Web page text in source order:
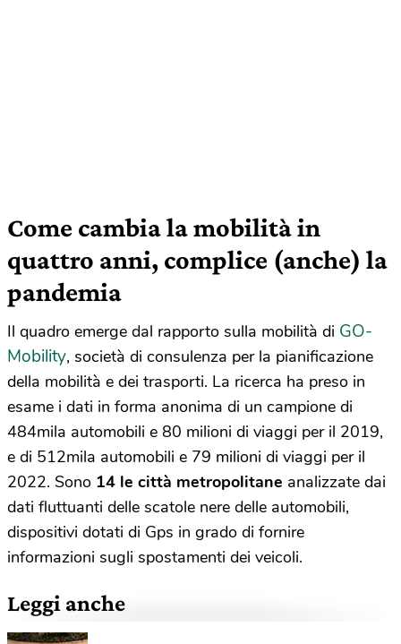
Come cambia la mobilità in
quattro anni, complice (anche) la
pandemia
Il quadro emerge dal rapporto sulla mobilità di GO-
Mobility, società di consulenza per la pianificazione
della mobilità e dei trasporti. La ricerca ha preso in
esame i dati in forma anonima di un campione di
484mila automobili e 80 milioni di viaggi per il 2019,
e di 512mila automobili e 79 milioni di viaggi per il
2022. Sono 14 le città metropolitane analizzate dai
dati fluttuanti delle scatole nere delle automobili,
dispositivi dotati di Gps in grado di fornire
informazioni sugli spostamenti dei veicoli.
Leggi anche